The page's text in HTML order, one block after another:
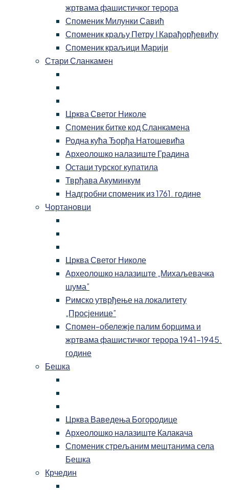
жртвама фашистичког терора
Споменик Милунки Савић
Споменик краљу Петру I Карађорђевићу
Споменик краљици Марији
Стари Сланкамен
Црква Светог Николе
Споменик битке код Сланкамена
Родна кућа Ђорђа Натошевића
Археолошко налазиште Градина
Остаци турског купатила
Тврђава Акуминкум
Надгробни споменик из 1761. године
Чортановци
Црква Светог Николе
Археолошко налазиште „Михаљевачка
шума”
Римско утврђење на локалитету
„Просјенице”
Спомен-обележје палим борцима и
жртвама фашистичког терора 1941-1945.
године
Бешка
Црква Ваведења Богородице
Археолошко налазиште Калакача
Споменик стрељаним мештанима села
Бешка
Крчедин